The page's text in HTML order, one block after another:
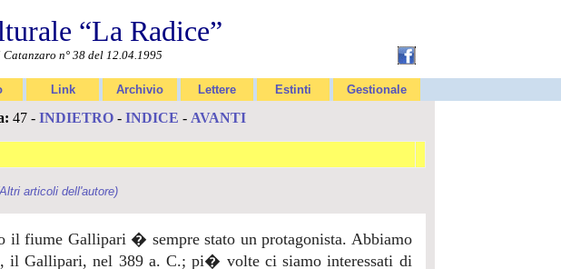
“La Radice”
n° 38 del 12.04.1995
Link Archivio Lettere Estinti Gestionale
47 - INDIETRO- INDICE - AVANTI
articoli dell'autore)
fiume Gallipari � sempre stato un protagonista. Abbiamo
Gallipari, nel 389 a. C.; pi� volte ci siamo interessati di